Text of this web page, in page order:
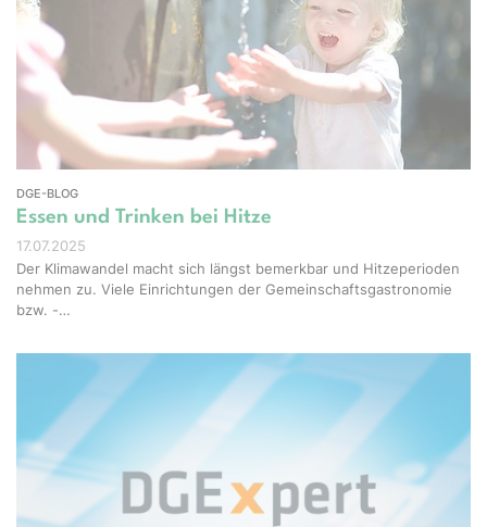
DGE-BLOG
Essen und Trinken bei Hitze
17.07.2025
Der Klimawandel macht sich längst bemerkbar und Hitzeperioden
nehmen zu. Viele Einrichtungen der Gemeinschaftsgastronomie
bzw. -…